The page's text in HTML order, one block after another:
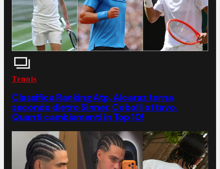
Tennis
Classifica Ranking Atp, Alcaraz torna
secondo dietro Sinner, Cobolli ottavo.
Quanti cambiamenti in Top 10!